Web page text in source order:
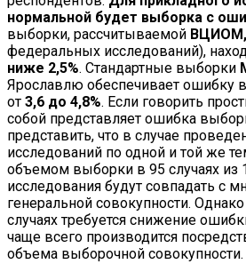
нормальной будет выборка с
выборки, рассчитываемой ВЦИОМ,
федеральных исследований),
ниже 2,5%. Стандартные выборки
Ярославлю обеспечивает ошибку
от 3,6 до 4,8%. Если говорить
собой представляет ошибка
представить, что в случае
исследований по одной и той же
объемом выборки в 95 случаях из
исследования будут совпадать с
генеральной совокупности.
случаях требуется снижение
чаще всего производится
объема выборочной совокупности.